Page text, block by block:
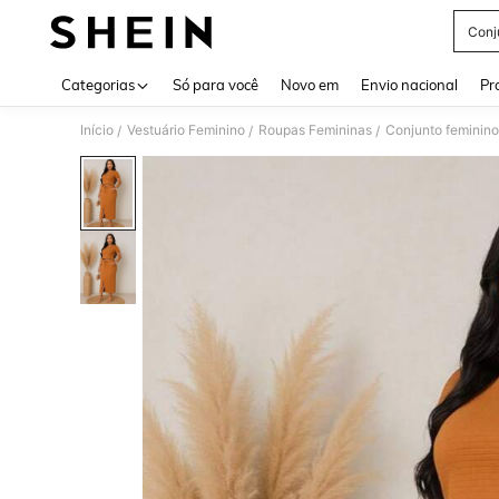
Categorias Só para você Novo em Envio nacional
Início / Vestuário Feminino / Roupas Femininas / Conjunto feminino